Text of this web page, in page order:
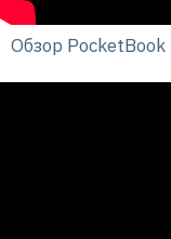
Обзор PocketBook